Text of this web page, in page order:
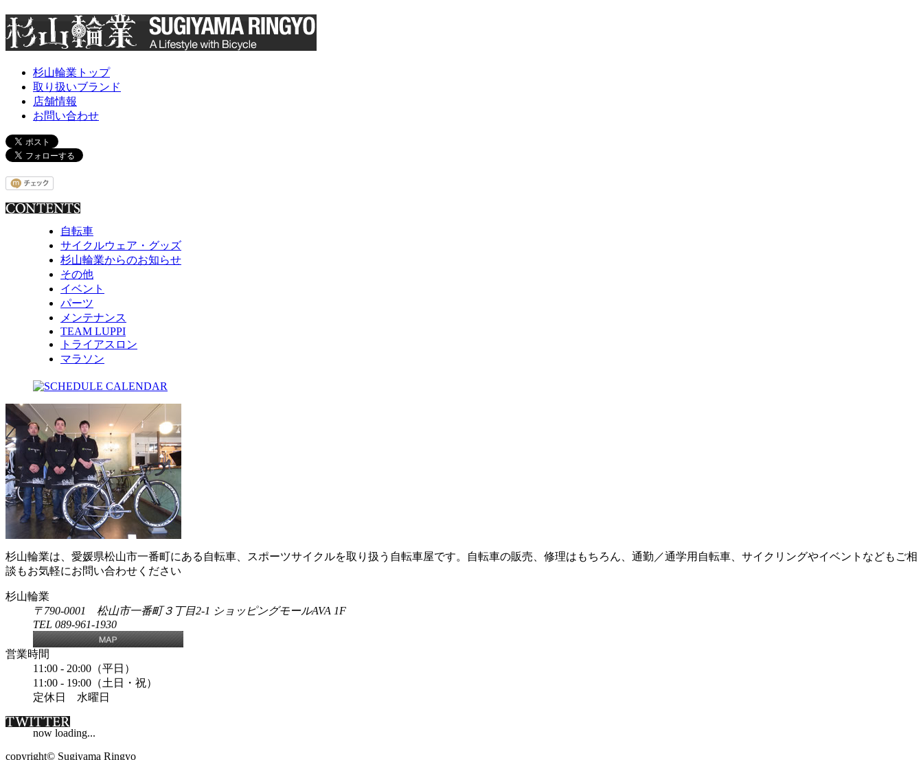
杉山輪業トップ
取り扱いブランド
店舗情報
お問い合わせ
自転車
サイクルウェア・グッズ
杉山輪業からのお知らせ
その他
イベント
パーツ
メンテナンス
TEAM LUPPI
トライアスロン
マラソン
杉山輪業は、愛媛県松山市一番町にある自転車、スポーツサイクルを取り扱う自転車屋です。自転車の販売、修理はもちろん、通勤／通学用自転車、サイクリングやイベントなどもご相
談もお気軽にお問い合わせください
杉山輪業
〒790-0001 松山市一番町３丁目2-1 ショッピングモールAVA 1F
TEL 089-961-1930
営業時間
11:00 - 20:00（平日）
11:00 - 19:00（土日・祝）
定休日 水曜日
now loading...
copyright© Sugiyama Ringyo